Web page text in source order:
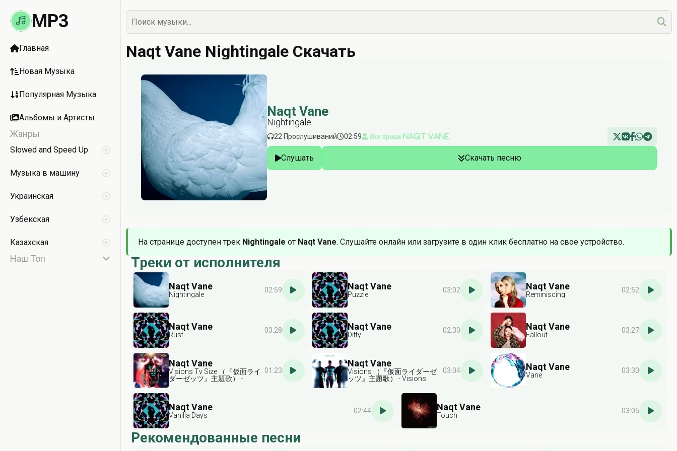
MP3
Главная
Новая Музыка
Популярная Музыка
Альбомы и Артисты
Жанры
Slowed and Speed Up
Музыка в машину
Украинская
Узбекская
Казахская
Наш Топ
Naqt Vane Nightingale Скачать
Naqt Vane
Nightingale
22 Прослушиваний 02:59 Все треки Naqt Vane
Слушать Скачать песню
На странице доступен трек Nightingale от Naqt Vane. Слушайте онлайн или загрузите в один клик бесплатно на свое устройство.
Треки от исполнителя
Naqt Vane
Nightingale
02:59 Naqt Vane
Puzzle
03:02 Naqt Vane
Reminiscing
02:52
Naqt Vane
Rust
03:28 Naqt Vane
Ditty
02:30 Naqt Vane
Fallout
03:27
Naqt Vane
Visions Tv Size （『仮面ライ
ダーゼッツ』主題歌） -
01:23
Naqt Vane
Visions （『仮面ライダーゼ
ッツ』主題歌） - Visions
03:04 Naqt Vane
Vane
03:30
Naqt Vane
Vanilla Days
02:44 Naqt Vane
Touch
03:05
Рекомендованные песни